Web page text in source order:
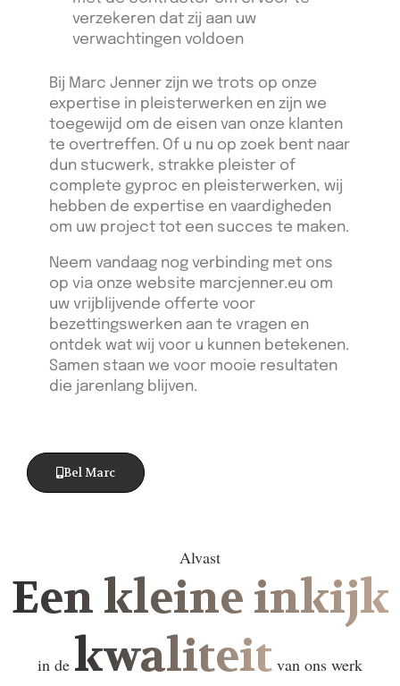
verzekeren dat zij aan uw
verwachtingen voldoen
Bij Marc Jenner zijn we trots op onze
expertise in pleisterwerken en zijn we
toegewijd om de eisen van onze klanten
te overtreffen. Of u nu op zoek bent naar
dun stucwerk, strakke pleister of
complete gyproc en pleisterwerken, wij
hebben de expertise en vaardigheden
om uw project tot een succes te maken.
Neem vandaag nog verbinding met ons
op via onze website marcjenner.eu om
uw vrijblijvende offerte voor
bezettingswerken aan te vragen en
ontdek wat wij voor u kunnen betekenen.
Samen staan we voor mooie resultaten
die jarenlang blijven.
Bel Marc
Alvast
Een kleine inkijk
in de kwaliteit van ons werk